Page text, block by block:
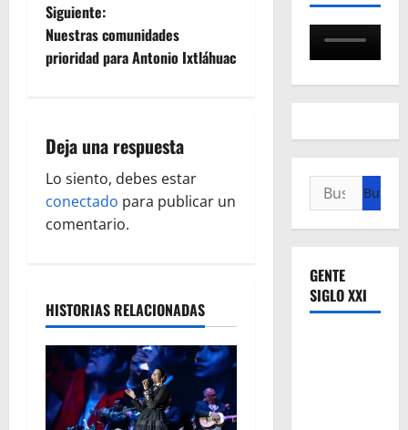
e
g
c
i
ó
d
e
e
Siguiente:
Nuestras comunidades
prioridad para Antonio Ixtláhuac
Deja una respuesta
Lo siento, debes estar
conectado para publicar un
comentario.
HISTORIAS RELACIONADAS
Buscar:
GENTE
SIGLO XXI